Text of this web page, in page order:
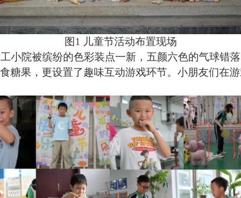
图1 儿童节活动布置现场
小院被缤纷的色彩装点一新，五颜六色的气球错
糖果，更设置了趣味互动游戏环节。小朋友们在